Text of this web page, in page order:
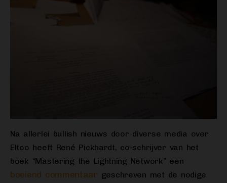
Na allerlei bullish nieuws door diverse media over
Eltoo heeft René Pickhardt, co-schrijver van het
boek “Mastering the Lightning Network” een
boeiend commentaargeschreven met de nodige